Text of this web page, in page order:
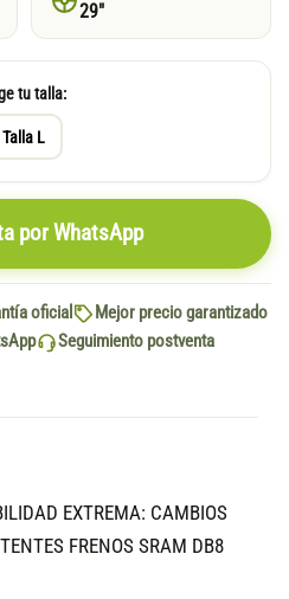
29"
tu talla:
Talla L
por WhatsApp
oficial
Mejor precio garantizado
Seguimiento postventa
EXTREMA: CAMBIOS
FRENOS SRAM DB8